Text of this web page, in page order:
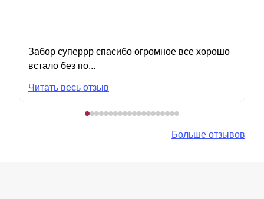
Забор суперрр спасибо огромное все хорошо
встало без по...
Читать весь отзыв
Больше отзывов